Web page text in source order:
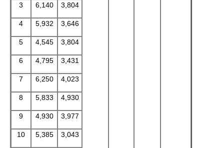
3 6,140 3,804
4 5,932 3,646
5 4,545 3,804
6 4,795 3,431
7 6,250 4,023
8 5,833 4,930
9 4,930 3,977
10 5,385 3,043